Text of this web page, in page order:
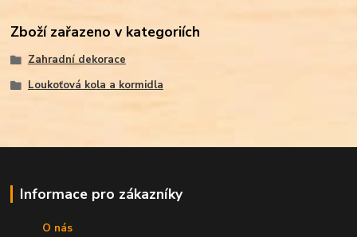
Zboží zařazeno v kategoriích
Zahradní dekorace
Loukoťová kola a kormidla
Informace pro zákazníky
O nás